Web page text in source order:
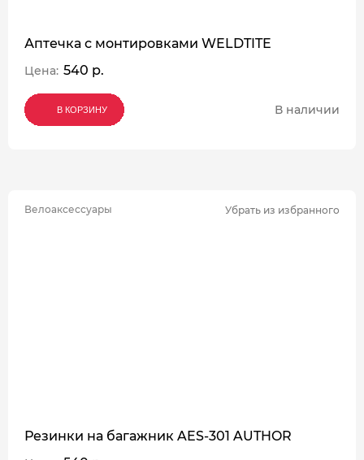
Аптечка с монтировками WELDTITE
Цена: 540 р.
В КОРЗИНУ
В КОРЗИНУ
В КОРЗИНУ В наличии
Велоаксессуары Убрать из избранного
Резинки на багажник AES-301 AUTHOR